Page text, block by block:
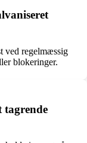
ved regelmæssig
blokeringer.
tagrende